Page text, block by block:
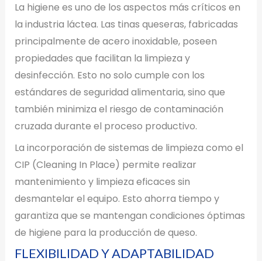
La higiene es uno de los aspectos más críticos en
la industria láctea. Las tinas queseras, fabricadas
principalmente de acero inoxidable, poseen
propiedades que facilitan la limpieza y
desinfección. Esto no solo cumple con los
estándares de seguridad alimentaria, sino que
también minimiza el riesgo de contaminación
cruzada durante el proceso productivo.
La incorporación de sistemas de limpieza como el
CIP (Cleaning In Place) permite realizar
mantenimiento y limpieza eficaces sin
desmantelar el equipo. Esto ahorra tiempo y
garantiza que se mantengan condiciones óptimas
de higiene para la producción de queso.
FLEXIBILIDAD Y ADAPTABILIDAD